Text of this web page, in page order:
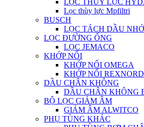
LỌC THỦY LỰC
Lọc thùy lực Mpfiltri
BUSCH
LỌC TÁCH DẦU
LỌC ĐƯỜNG ỐNG
LỌC JEMACO
KHỚP NỐI
KHỚP NỐI OMEGA
KHỚP NỐI
DẦU CHÂN KHÔNG
DẦU CHÂN KHÔNG
BỘ LỌC GIẢM ÂM
GIẢM ÂM ALWITCO
PHỤ TÙNG KHÁC